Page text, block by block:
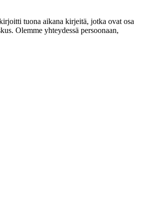
tuona aikana kirjeitä, jotka ovat osa
Olemme yhteydessä persoonaan,